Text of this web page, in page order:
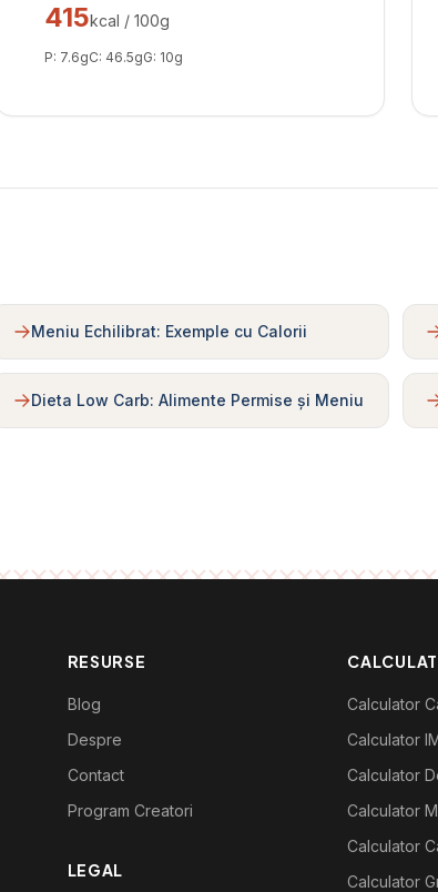
415kcal / 100g
P: 7.6gC: 46.5gG: 10g
Meniu Echilibrat: Exemple cu Calorii
Dieta Low Carb: Alimente Permise și Meniu
RESURSE
Blog
Despre
Contact
Program Creatori
LEGAL
Calculator
Calculator
Calculator
Calculator
Calculator
Calculator